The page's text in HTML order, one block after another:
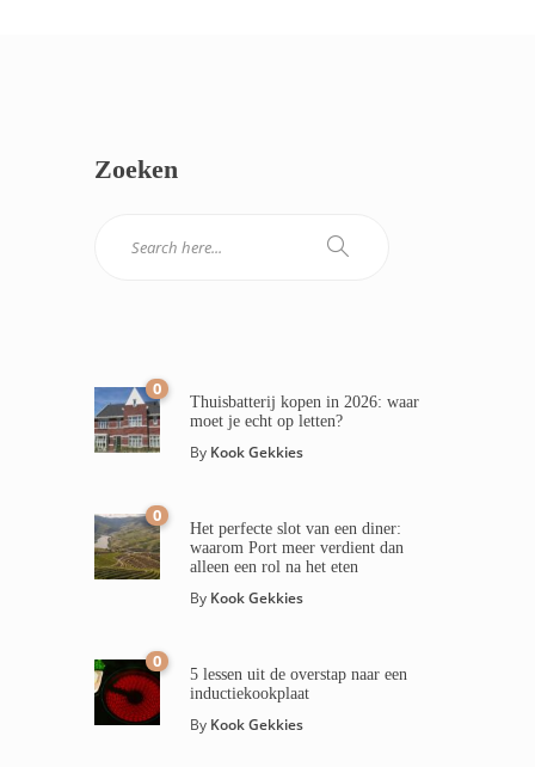
Zoeken
0
Thuisbatterij kopen in 2026: waar
moet je echt op letten?
By Kook Gekkies
0
Het perfecte slot van een diner:
waarom Port meer verdient dan
alleen een rol na het eten
By Kook Gekkies
0
5 lessen uit de overstap naar een
inductiekookplaat
By Kook Gekkies